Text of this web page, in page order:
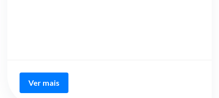
Ver mais